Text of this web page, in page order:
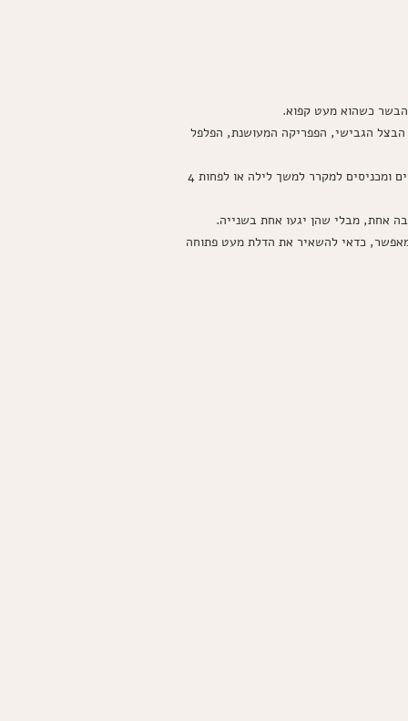
הגבישי, הפפריקה המעושנת, הפלפל
: מכניסים את פרוסות הבשר לקערה עם המרינדה ומערבבים היטב כדי שכל הפרוסות יהיו מצופות היטב. מכסים ומכניסים למקרר למשך לילה או לפחות 4
גמיש. אם התנור שלכם מאפשר, כדאי להשאיר את הדלת מעט פתוחה